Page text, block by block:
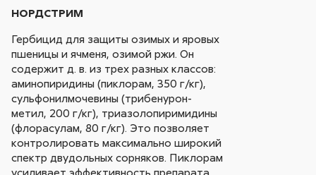
НОРДСТРИМ
Гербицид для защиты озимых и яровых
пшеницы и ячменя, озимой ржи. Он
содержит д. в. из трех разных классов:
аминопиридины (пиклорам, 350 г/кг),
сульфонилмочевины (трибенурон-
метил, 200 г/кг), триазолопиримидины
(флорасулам, 80 г/кг). Это позволяет
контролировать максимально широкий
спектр двудольных сорняков. Пиклорам
усиливает эффективность препарата